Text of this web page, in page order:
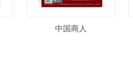
中国商人